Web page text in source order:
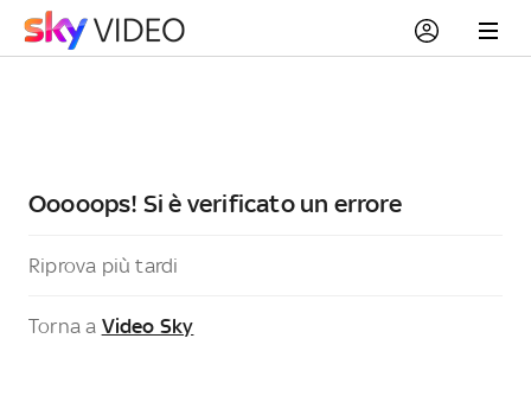
Ooooops! Si è verificato un errore
Riprova più tardi
Torna a Video Sky